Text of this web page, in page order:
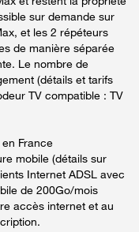
sur demande sur
et les 2 répéteurs
de manière séparée
Le nombre de
(détails et tarifs
TV compatible : TV
France
mobile (détails sur
Internet ADSL avec
de 200Go/mois
accès internet et au